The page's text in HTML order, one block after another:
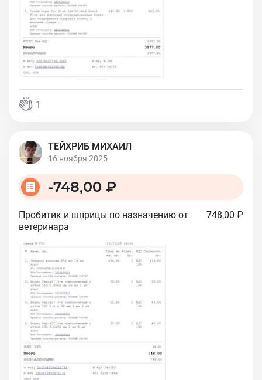
1
ТЕЙХРИБ МИХАИЛ
16 ноября 2025
-748,00 ₽
Пробитик и шприцы по назначению от
ветеринара
748,00 ₽